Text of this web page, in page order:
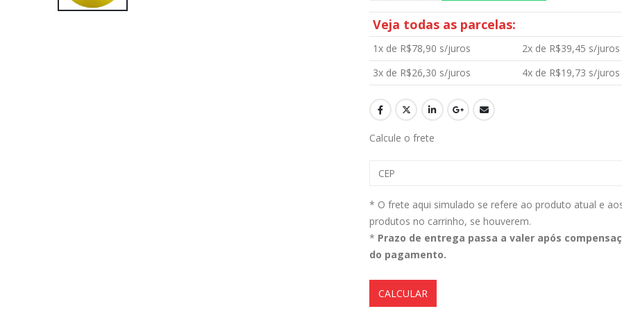
Veja todas as parcelas:
1x de R$78,90 s/juros 2x de R$39,45 s/juros
3x de R$26,30 s/juros 4x de R$19,73 s/juros
Calcule o frete
* O frete aqui simulado se refere ao produto atual e
produtos no carrinho, se houverem.
* Prazo de entrega passa a valer após
do pagamento.
CALCULAR
out of 5
R$29,99
out of 5
R$234,99
Ceramic Spray Coating Sonax 750ml
0out of 5
R$259,90 0out of 5
R$259,90